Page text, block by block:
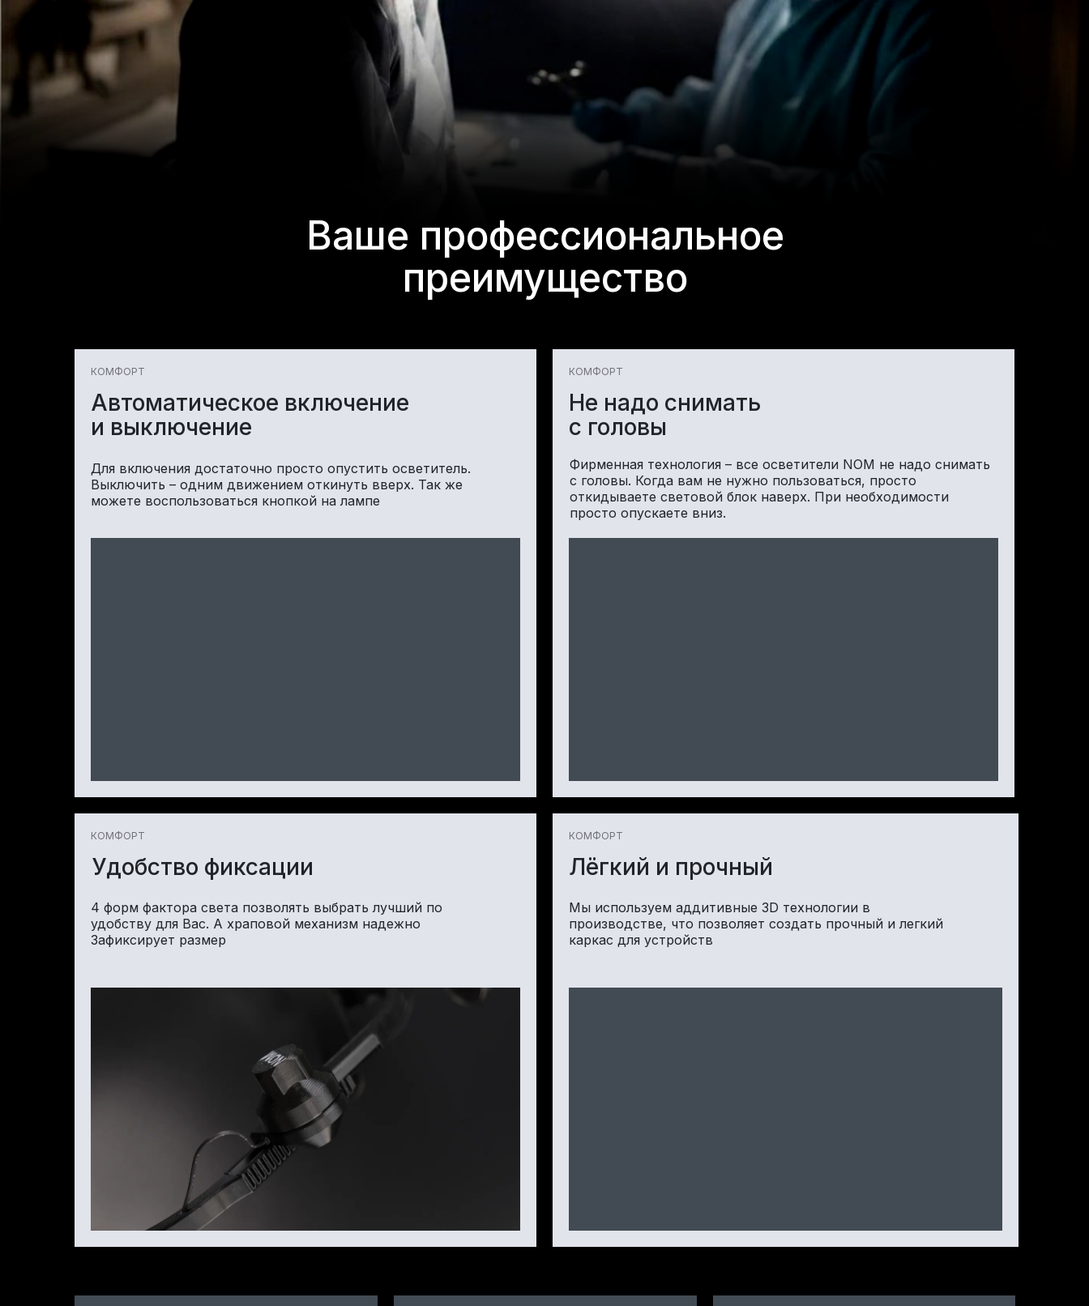
Ваше профессиональное
преимущество
Лёгкий и прочный
КОМФОРТ
Мы используем аддитивные 3D технологии в
производстве, что позволяет создать прочный и легкий
каркас для устройств
Удобство фиксации
КОМФОРТ
4 форм фактора света позволять выбрать лучший по
удобству для Вас. А храповой механизм надежно
Зафиксирует размер
Автоматическое включение
и выключение
КОМФОРТ
Для включения достаточно просто опустить осветитель.
Выключить – одним движением откинуть вверх. Так же
можете воспользоваться кнопкой на лампе
Не надо снимать
с головы
КОМФОРТ
Фирменная технология – все осветители NOM не надо снимать
с головы. Когда вам не нужно пользоваться, просто
откидываете световой блок наверх. При необходимости
просто опускаете вниз.